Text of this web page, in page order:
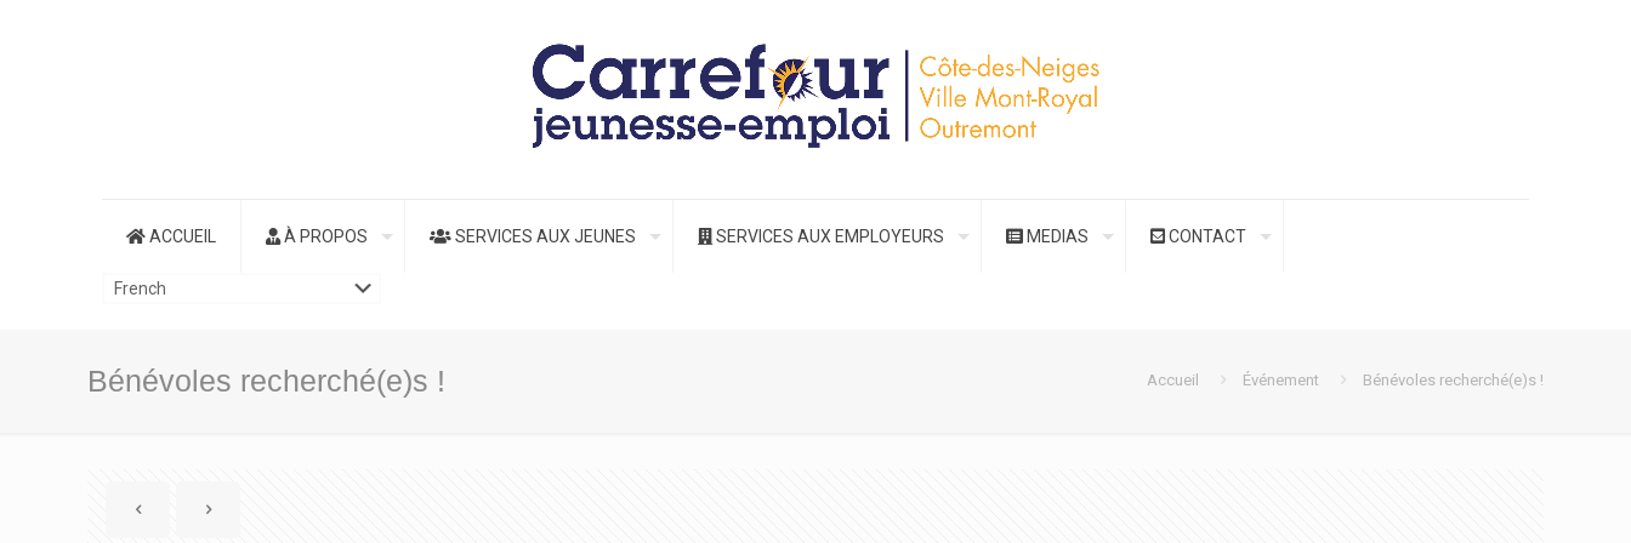
ACCUEIL À PROPOS SERVICES AUX JEUNES SERVICES AUX EMPLOYEURS MEDIAS CONTACT
Bénévoles recherché(e)s ! Accueil Événement Bénévoles recherché(e)s !